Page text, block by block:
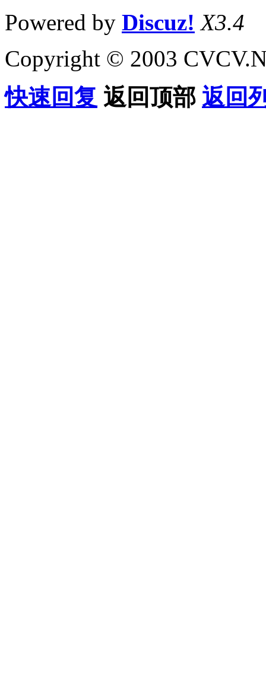
Powered by Discuz! X3.4
Copyright © 2003
快速回复 返回顶部 返回